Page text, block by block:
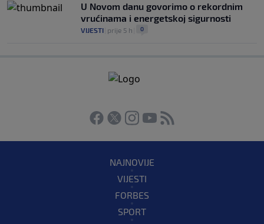
U Novom danu govorimo o rekordnim
vrućinama i energetskoj sigurnosti
VIJESTI prije 5 h 0
NAJNOVIJE
VIJESTI
FORBES
SPORT